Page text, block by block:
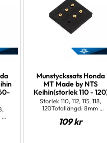
6
Munstyckssats Honda
MT Made by NTS
Keihin(storlek 110 -
Storlek 110, 112, 115, 118,
120Totallängd: 8mm
M5x0,8 mm Huvud: Runt = 6
109kr